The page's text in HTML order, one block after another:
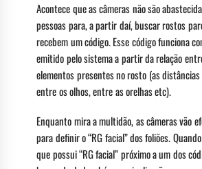
Acontece que as câmeras não são
pessoas para, a partir daí, buscar rostos
recebem um código. Esse código funciona
emitido pelo sistema a partir da relação
elementos presentes no rosto (as
entre os olhos, entre as orelhas etc).
Enquanto mira a multidão, as câmeras vão
para definir o “RG facial” dos foliões.
que possui “RG facial” próximo a um dos